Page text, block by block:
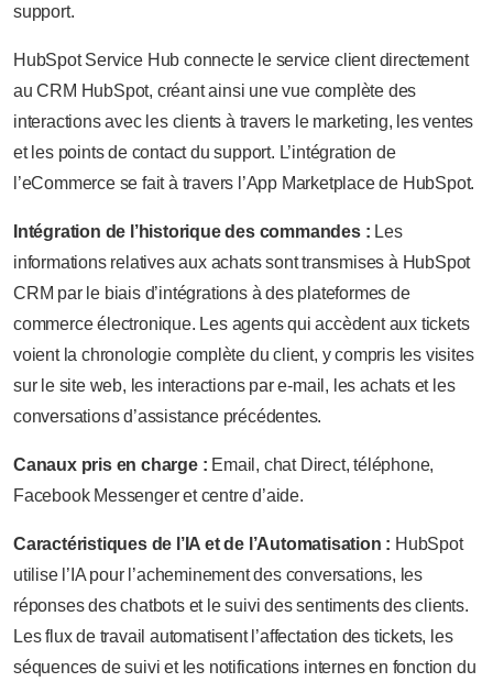
support.
HubSpot Service Hub connecte le service client directement
au CRM HubSpot, créant ainsi une vue complète des
interactions avec les clients à travers le marketing, les ventes
et les points de contact du support. L’intégration de
l’eCommerce se fait à travers l’App Marketplace de HubSpot.
Intégration de l’historique des commandes : Les
informations relatives aux achats sont transmises à HubSpot
CRM par le biais d’intégrations à des plateformes de
commerce électronique. Les agents qui accèdent aux tickets
voient la chronologie complète du client, y compris les visites
sur le site web, les interactions par e-mail, les achats et les
conversations d’assistance précédentes.
Canaux pris en charge : Email, chat Direct, téléphone,
Facebook Messenger et centre d’aide.
Caractéristiques de l’IA et de l’Automatisation : HubSpot
utilise l’IA pour l’acheminement des conversations, les
réponses des chatbots et le suivi des sentiments des clients.
Les flux de travail automatisent l’affectation des tickets, les
séquences de suivi et les notifications internes en fonction du